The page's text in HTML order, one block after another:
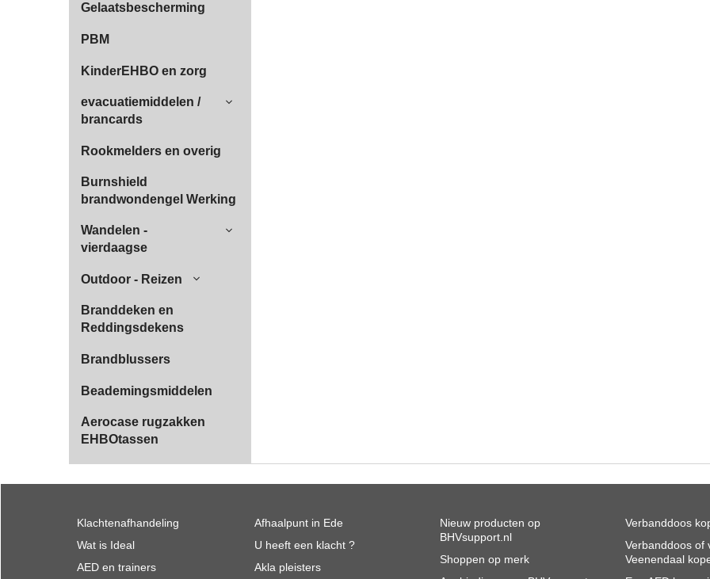
Gelaatsbescherming
PBM
KinderEHBO en zorg
evacuatiemiddelen /
brancards
Rookmelders en overig
Burnshield
brandwondengel Werking
Wandelen -
vierdaagse
Outdoor - Reizen
Branddeken en
Reddingsdekens
Brandblussers
Beademingsmiddelen
Aerocase rugzakken
EHBOtassen
Klachtenafhandeling
Wat is Ideal
AED en trainers
Afhaalpunt in Ede
U heeft een klacht ?
Akla pleisters
Nieuw producten op
BHVsupport.nl
Shoppen op merk
Verbanddoos
Verbanddoos of
Veenendaal